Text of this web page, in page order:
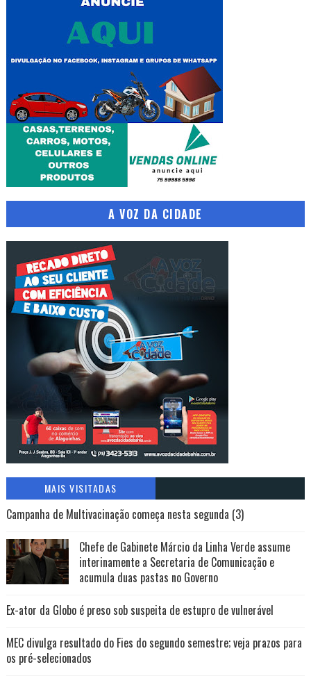
A VOZ DA CIDADE
MAIS VISITADAS
Campanha de Multivacinação começa nesta segunda (3)
Chefe de Gabinete Márcio da Linha Verde assume
interinamente a Secretaria de Comunicação e
acumula duas pastas no Governo
Ex-ator da Globo é preso sob suspeita de estupro de vulnerável
MEC divulga resultado do Fies do segundo semestre; veja prazos para
os pré-selecionados